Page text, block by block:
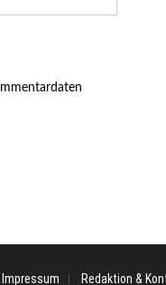
Impressum Redaktion &